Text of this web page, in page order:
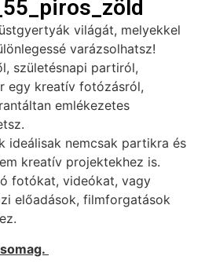
világát, melyekkel
varázsolhatsz!
születésnapi partiról,
egy kreatív fotózásról,
emlékezetes
ideálisak nemcsak partikra és
kreatív projektekhez is.
fotókat, videókat, vagy
előadások, filmforgatások